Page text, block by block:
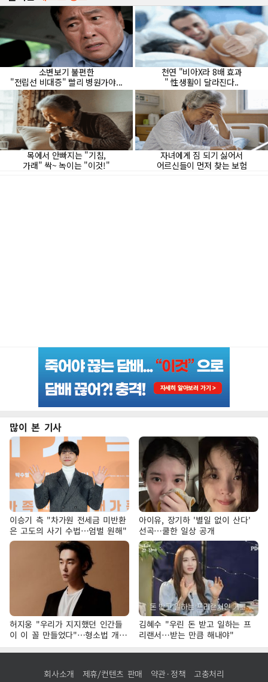
많이 본 기사
이승기 측 "차가원 전세금 미반환
은 고도의 사기 수법…엄벌 원해"
아이유, 장기하 '별일 없이 산다'
선곡…쿨한 일상 공개
허지웅 "우리가 지지했던 인간들
이 이 꼴 만들었다"…형소법 개정
에 격한 반응
김혜수 "우린 돈 받고 일하는 프
리랜서…받는 만큼 해내야"
회사소개 제휴/컨텐츠 판매 약관·정책 고충처리